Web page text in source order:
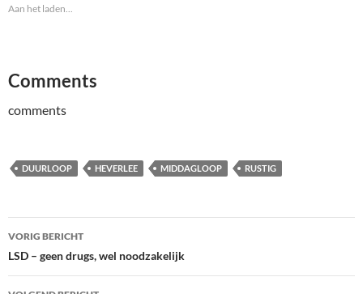
Aan het laden...
Comments
comments
DUURLOOP HEVERLEE MIDDAGLOOP RUSTIG
Bericht
navigatie
VORIG BERICHT
LSD – geen drugs, wel noodzakelijk